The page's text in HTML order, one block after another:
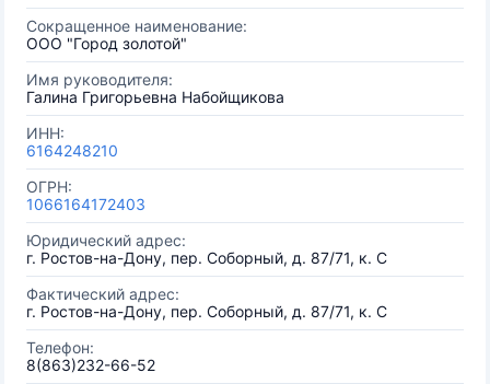
Сокращенное наименование:
ООО "Город золотой"
Имя руководителя:
Галина Григорьевна Набойщикова
ИНН:
6164248210
ОГРН:
1066164172403
Юридический адрес:
г. Ростов-на-Дону, пер. Соборный, д. 87/71, к. С
Фактический адрес:
г. Ростов-на-Дону, пер. Соборный, д. 87/71, к. С
Телефон:
8(863)232-66-52